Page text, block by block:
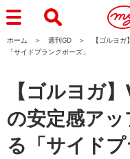
ホーム 週刊GD
【ゴルヨ
「サイドプランクポーズ」
【ゴルヨガ
の安定感ア
る「サイドプ